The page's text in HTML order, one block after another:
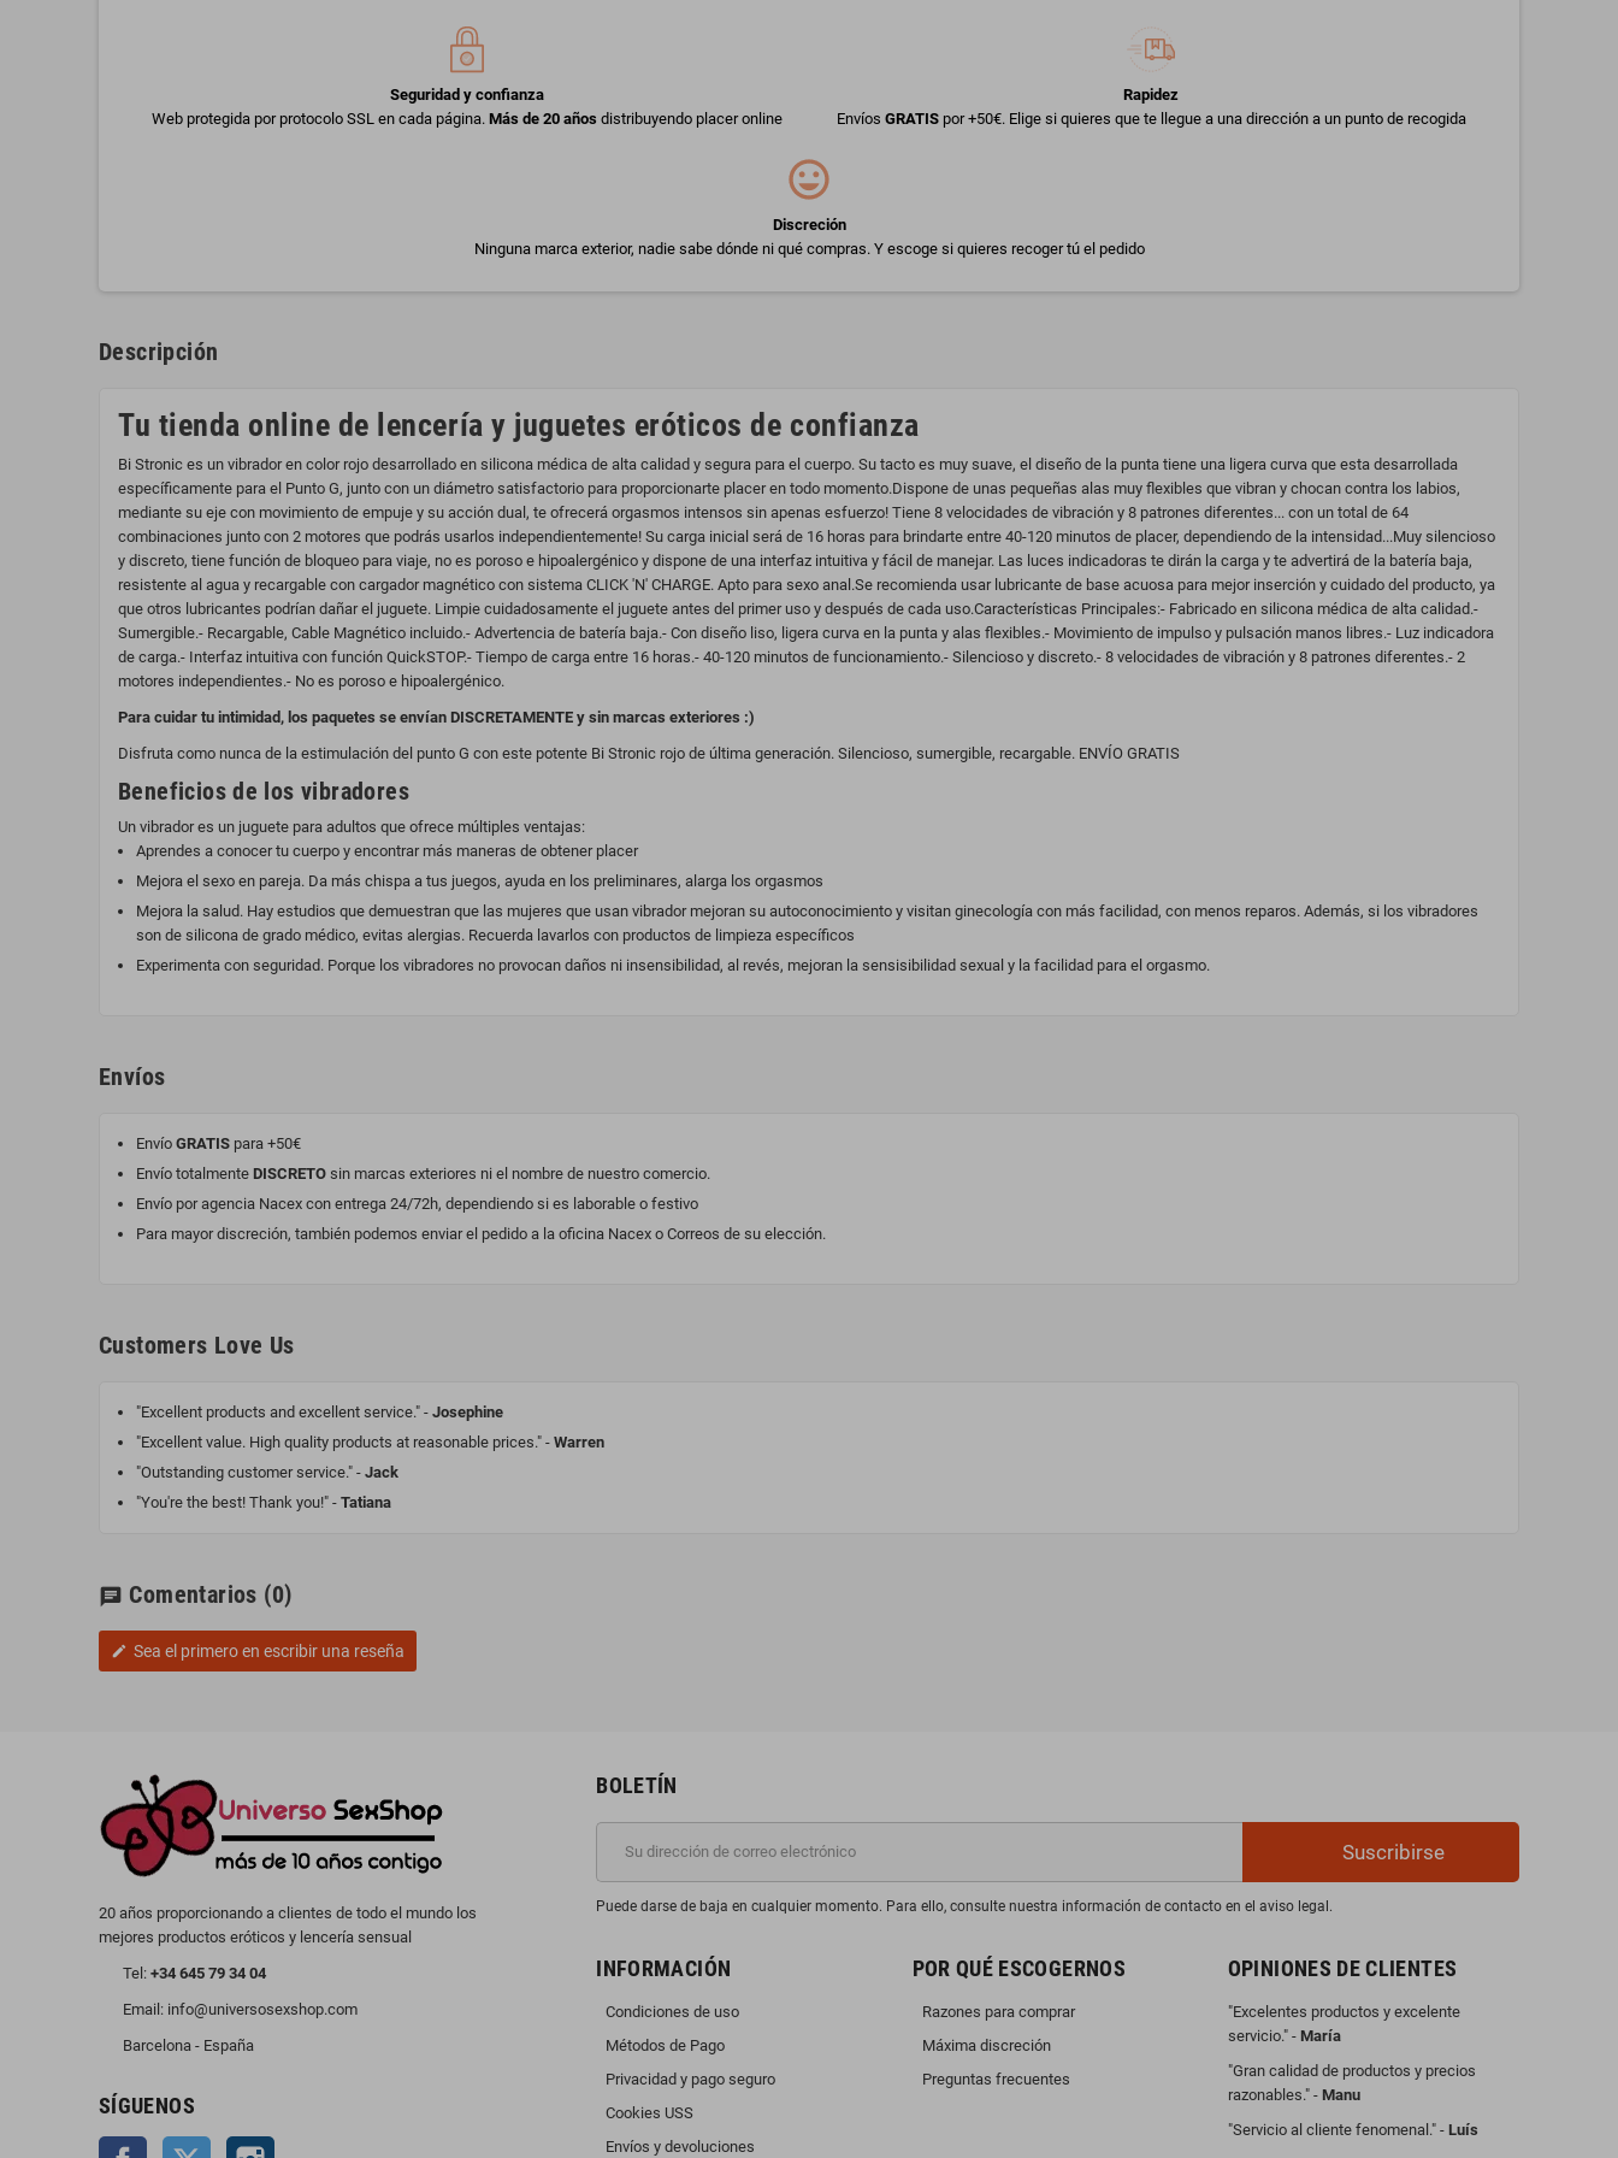
Seguridad y confianza
Web protegida por protocolo SSL en cada página.Más de 20 añosdistribuyendo placer online
Rapidez
Envíos GRATISpor +50€. Elige si quieres que te llegue a una dirección a un punto de recogida
Discreción
Ninguna marca exterior, nadie sabe dónde ni qué compras. Y escoge si quieres recoger tú el pedido
Descripción
Tu tienda online de lencería y juguetes eróticos de confianza
Bi Stronic es un vibrador en color rojo desarrollado en silicona médica de alta calidad y segura para el cuerpo. Su tacto es muy suave, el diseño de la punta tiene una ligera curva que esta desarrollada
específicamente para el Punto G, junto con un diámetro satisfactorio para proporcionarte placer en todo momento.Dispone de unas pequeñas alas muy flexibles que vibran y chocan contra los labios,
mediante su eje con movimiento de empuje y su acción dual, te ofrecerá orgasmos intensos sin apenas esfuerzo! Tiene 8 velocidades de vibración y 8 patrones diferentes... con un total de 64
combinaciones junto con 2 motores que podrás usarlos independientemente! Su carga inicial será de 16 horas para brindarte entre 40-120 minutos de placer, dependiendo de la intensidad...Muy silencioso
y discreto, tiene función de bloqueo para viaje, no es poroso e hipoalergénico y dispone de una interfaz intuitiva y fácil de manejar. Las luces indicadoras te dirán la carga y te advertirá de la batería baja,
resistente al agua y recargable con cargador magnético con sistema CLICK 'N' CHARGE. Apto para sexo anal.Se recomienda usar lubricante de base acuosa para mejor inserción y cuidado del producto, ya
que otros lubricantes podrían dañar el juguete. Limpie cuidadosamente el juguete antes del primer uso y después de cada uso.Características Principales:- Fabricado en silicona médica de alta calidad.-
Sumergible.- Recargable, Cable Magnético incluido.- Advertencia de batería baja.- Con diseño liso, ligera curva en la punta y alas flexibles.- Movimiento de impulso y pulsación manos libres.- Luz indicadora
de carga.- Interfaz intuitiva con función QuickSTOP.- Tiempo de carga entre 16 horas.- 40-120 minutos de funcionamiento.- Silencioso y discreto.- 8 velocidades de vibración y 8 patrones diferentes.- 2
motores independientes.- No es poroso e hipoalergénico.
Para cuidar tu intimidad, los paquetes se envían DISCRETAMENTE y sin marcas exteriores :)
Disfruta como nunca de la estimulación del punto G con este potente Bi Stronic rojo de última generación. Silencioso, sumergible, recargable. ENVÍO GRATIS
Beneficios de los vibradores
Un vibrador es un juguete para adultos que ofrece múltiples ventajas:
Aprendes a conocer tu cuerpo y encontrar más maneras de obtener placer
Mejora el sexo en pareja. Da más chispa a tus juegos, ayuda en los preliminares, alarga los orgasmos
Mejora la salud. Hay estudios que demuestran que las mujeres que usan vibrador mejoran su autoconocimiento y visitan ginecología con más facilidad, con menos reparos. Además, si los vibradores
son de silicona de grado médico, evitas alergias. Recuerda lavarlos con productos de limpieza específicos
Experimenta con seguridad. Porque los vibradores no provocan daños ni insensibilidad, al revés, mejoran la sensisibilidad sexual y la facilidad para el orgasmo.
Envíos
Envío GRATIS para +50€
Envío totalmente DISCRETO sin marcas exteriores ni el nombre de nuestro comercio.
Envío por agencia Nacex con entrega 24/72h, dependiendo si es laborable o festivo
Para mayor discreción, también podemos enviar el pedido a la oficina Nacex o Correos de su elección.
Customers Love Us
"Excellent products and excellent service." - Josephine
"Excellent value. High quality products at reasonable prices." - Warren
"Outstanding customer service." - Jack
"You're the best! Thank you!" - Tatiana
chat Comentarios (0)
edit Sea el primero en escribir una reseña
20 años proporcionando a clientes de todo el mundo los
mejores productos eróticos y lencería sensual
Tel: +34 645 79 34 04
Email: info@universosexshop.com
Barcelona - España
SÍGUENOS
Facebook Twitter
BOLETÍN
Suscribirse
Puede darse de baja en cualquier momento. Para ello, consulte nuestra información de contacto en el aviso legal.
INFORMACIÓN
Condiciones de uso
Métodos de Pago
Privacidad y pago seguro
Cookies USS
Envíos y devoluciones
POR QUÉ ESCOGERNOS
Razones para comprar
Máxima discreción
Preguntas frecuentes
OPINIONES DE CLIENTES
"Excelentes productos y excelente
servicio." - María
"Gran calidad de productos y precios
razonables." - Manu
"Servicio al cliente fenomenal." - Luís